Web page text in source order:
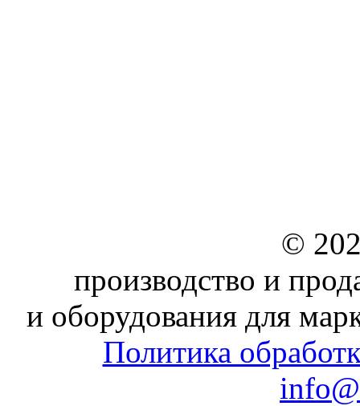
©
производство и
и оборудования для
Политика